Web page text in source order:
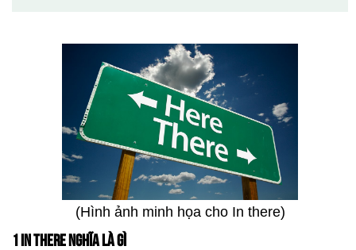
(Hình ảnh minh họa cho In there)
1 IN THERE NGHĨA LÀ GÌ